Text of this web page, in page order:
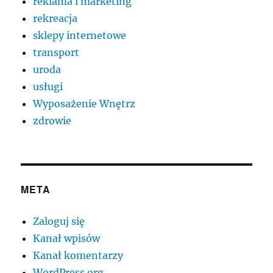
rekreacja
sklepy internetowe
transport
uroda
usługi
Wyposażenie Wnętrz
zdrowie
META
Zaloguj się
Kanał wpisów
Kanał komentarzy